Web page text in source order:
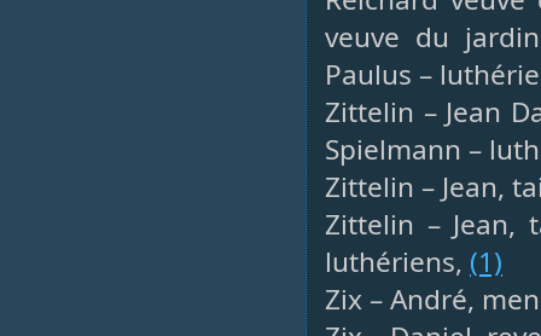
veuve du
Paulus –
Zittelin – Jean
Spielmann –
Zittelin – Jean,
Zittelin – Jean,
luthériens, (1)
Zix – André,